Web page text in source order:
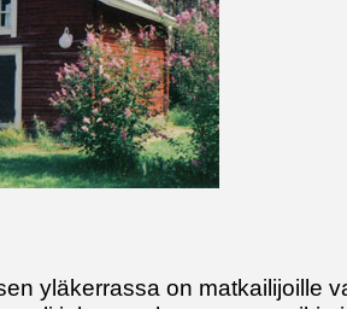
yläkerrassa on matkailijoille